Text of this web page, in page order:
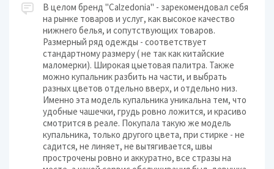
В целом бренд "Calzedonia" - зарекомендовал себя
на рынке товаров и услуг, как высокое качество
нижнего белья, и сопутствующих товаров.
Размерный ряд одежды - соответствует
стандартному размеру ( не так как китайские
маломерки). Широкая цыетовая палитра. Также
можно купальник разбить на части, и выбрать
разных цветов отдельно вверх, и отдельно низ.
Именно эта модель купальника уникальна тем, что
удобные чашечки, грудь ровно ложится, и красиво
смотрится в реале. Покупала такую же модель
купальника, только другого цвета, при стирке - не
садится, не линяет, не вытягивается, швы
прострочены ровно и аккуратно, все стразы на